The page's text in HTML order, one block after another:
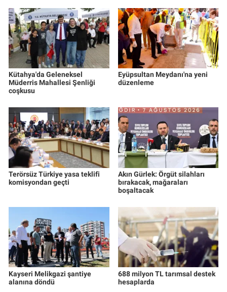
Kütahya'da Geleneksel
Müderris Mahallesi Şenliği
coşkusu
Eyüpsultan Meydanı'na yeni
düzenleme
Terörsüz Türkiye yasa teklifi
komisyondan geçti
Akın Gürlek: Örgüt silahları
bırakacak, mağaraları
boşaltacak
Kayseri Melikgazi şantiye
alanına döndü
688 milyon TL tarımsal destek
hesaplarda